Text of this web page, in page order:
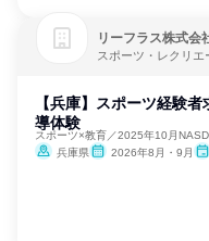
リーフラス株式会
スポーツ・レクリエ
【兵庫】スポーツ経験
導体験
スポーツ×教育／2025年10月
兵庫県
2026年8月・9月